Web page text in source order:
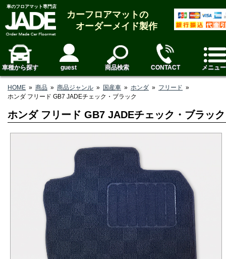
車のフロアマット専門店
カーフロアマットの
オーダーメイド製作
車種から探す guest 商品検索 CONTACT メニュー
HOME » 商品 » 商品ジャンル » 国産車 » ホンダ » フリード »
ホンダ フリード GB7 JADEチェック・ブラック
ホンダ フリード GB7 JADEチェック・ブラック